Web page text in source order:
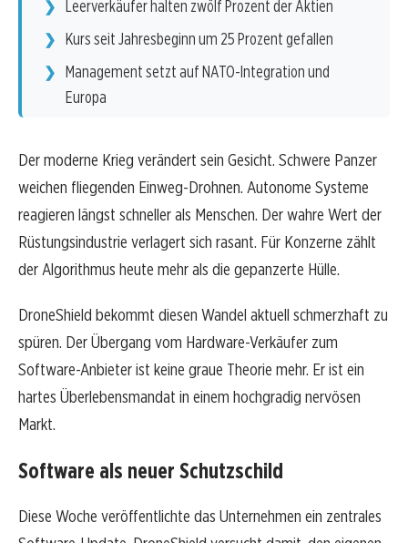
Leerverkäufer halten zwölf Prozent der Aktien
Kurs seit Jahresbeginn um 25 Prozent gefallen
Management setzt auf NATO-Integration und
Europa
Der moderne Krieg verändert sein Gesicht. Schwere Panzer
weichen fliegenden Einweg-Drohnen. Autonome Systeme
reagieren längst schneller als Menschen. Der wahre Wert der
Rüstungsindustrie verlagert sich rasant. Für Konzerne zählt
der Algorithmus heute mehr als die gepanzerte Hülle.
DroneShield bekommt diesen Wandel aktuell schmerzhaft zu
spüren. Der Übergang vom Hardware-Verkäufer zum
Software-Anbieter ist keine graue Theorie mehr. Er ist ein
hartes Überlebensmandat in einem hochgradig nervösen
Markt.
Software als neuer Schutzschild
Diese Woche veröffentlichte das Unternehmen ein zentrales